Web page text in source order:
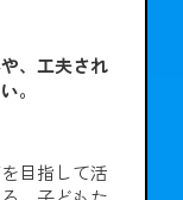
、工夫され
。
目指して活